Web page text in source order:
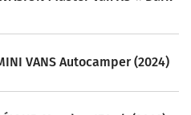
VANS Autocamper (2024)